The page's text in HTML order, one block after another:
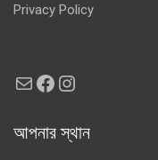
Privacy Policy
MailFacebook
Instagram
আপনার স্থান